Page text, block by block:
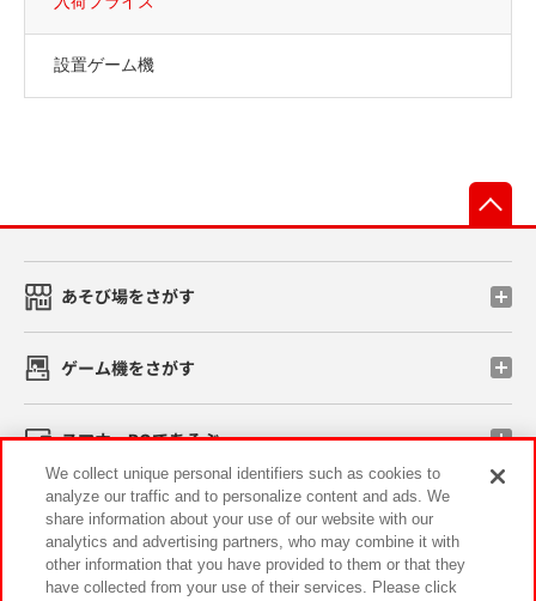
設置ゲーム機
あそび場をさがす
ゲーム機をさがす
スマホ・PCであそぶ
イベント・キャンペーン
We collect unique personal identifiers such as cookies to
analyze our traffic and to personalize content and ads. We
share information about your use of our website with our
analytics and advertising partners, who may combine it with
other information that you have provided to them or that they
have collected from your use of their services. Please click